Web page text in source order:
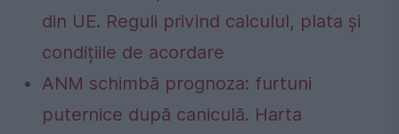
din UE. Reguli privind calculul, plata și
condițiile de acordare
ANM schimbă prognoza: furtuni
puternice după caniculă. Harta